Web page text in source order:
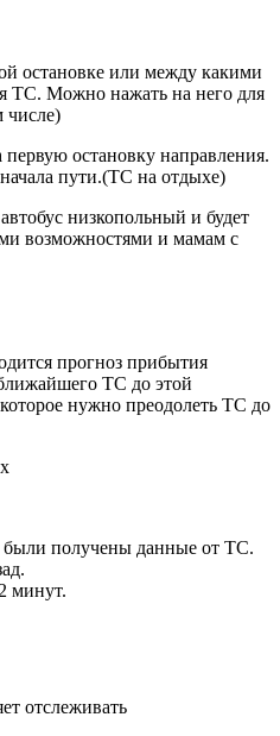
остановке или между какими
ТС. Можно нажать на него для
числе)
первую остановку направления.
пути.(ТС на отдыхе)
низкопольный и будет
возможностями и мамам с
прогноз прибытия
ТС до этой
нужно преодолеть ТС до
были получены данные от ТС.
минут.
отслеживать